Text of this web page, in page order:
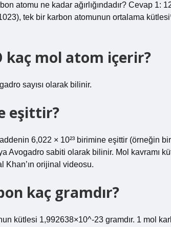
atomu ne kadar ağırlığındadır? Cevap 1:
tek bir karbon atomunun ortalama
kaç mol atom içerir?
sayısı olarak bilinir.
eşittir?
6,022 × 10²³ birimine eşittir (örneğin
Avogadro sabiti olarak bilinir. Mol kavramı
Khan’ın orijinal videosu.
kaç gramdır?
kütlesi 1,992638×10^-23 gramdır. 1 mol